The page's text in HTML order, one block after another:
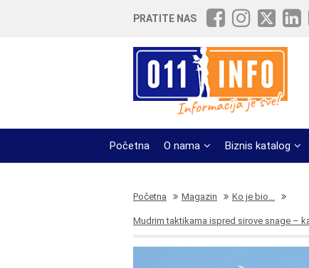
PRATITE NAS
Početna O nama Biznis katalog
Početna Magazin Ko je bio...
Mudrim taktikama ispred sirove snage –